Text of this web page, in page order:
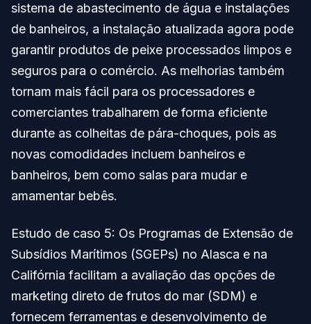
sistema de abastecimento de água e instalações
de banheiros, a instalação atualizada agora pode
garantir produtos de peixe processados limpos e
seguros para o comércio. As melhorias também
tornam mais fácil para os processadores e
comerciantes trabalharem de forma eficiente
durante as colheitas de pára-choques, pois as
novas comodidades incluem banheiros e
banheiros, bem como salas para mudar e
amamentar bebês.
Estudo de caso 5: Os Programas de Extensão de
Subsídios Marítimos (SGEPs) no Alasca e na
Califórnia facilitam a avaliação das opções de
marketing direto de frutos do mar (SDM) e
fornecem ferramentas e desenvolvimento de